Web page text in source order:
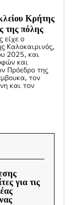
Κρήτης
της πόλης
είχε ο
Καλοκαιρινός,
2025, και
και
Πρόεδρο της
τον
και τον
για τις